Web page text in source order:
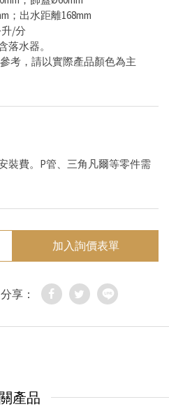
；出水距離168mm
/分
落水器。
考，請以實際產品顏色為主
裝費。P管、三角凡爾等零件需
加入詢價表單
分享：
產品